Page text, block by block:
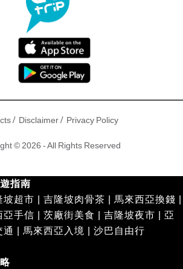
/ Disclaimer/ Privacy Policy
© 2026 - All Rights Reserved
指南
坡超市 吉隆坡肉骨茶 馬來西亞換錢
亞手信 茨廠街美食 吉隆坡夜市
亞
通 馬來西亞入境 沙巴自由行